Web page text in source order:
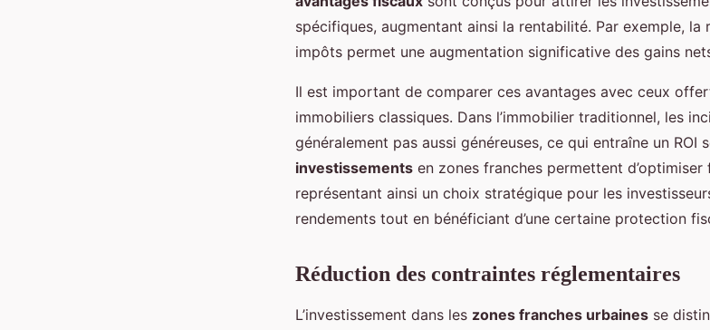
spécifiques, augmentant ainsi la rentabilité. Par exemple,
impôts permet une augmentation significative des gains
Il est important de comparer ces avantages avec ceux
immobiliers classiques. Dans l’immobilier traditionnel, les
généralement pas aussi généreuses, ce qui entraîne un ROI
investissements en zones franches permettent
représentant ainsi un choix stratégique pour les
rendements tout en bénéficiant d’une certaine protection
Réduction des contraintes réglementaires
L’investissement dans les zones franches urbaines se